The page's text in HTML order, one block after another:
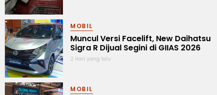
MOBIL
Muncul Versi Facelift, New Daihatsu
Sigra R Dijual Segini di GIIAS 2026
2 Hari yang lalu
MOBIL